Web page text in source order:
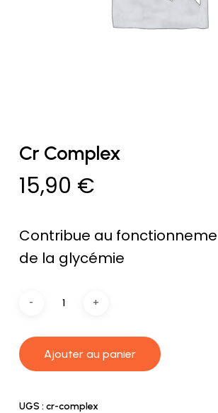
Cr Complex
15,90 €
Contribue au
de la glycémie
Ajouter au panier
UGS : cr-complex